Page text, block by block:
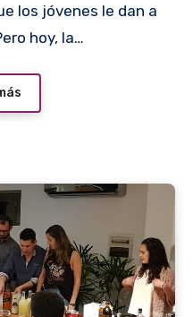
hoy, la…